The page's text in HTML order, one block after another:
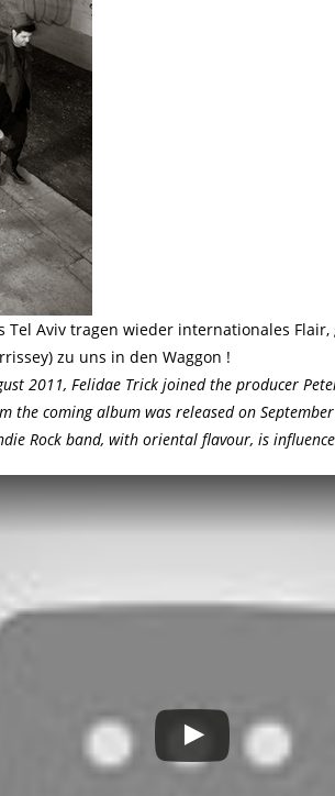
Tel Aviv tragen wieder internationales
zu uns in den Waggon !
2011, Felidae Trick joined the producer
the coming album was released on
Rock band, with oriental flavour, is